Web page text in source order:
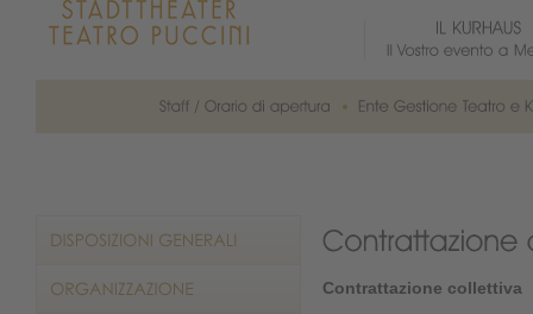
Contrattazione collettiva